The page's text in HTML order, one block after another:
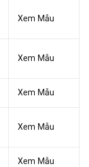
Xem Mẫu
Xem Mẫu
Xem Mẫu
Xem Mẫu
Xem Mẫu